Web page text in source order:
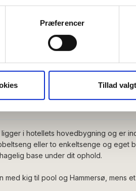
gerne:
om din placering, der kan
baseret på en scanning af dens
vores indhold og annoncer, til at
om din brug af vores
Præferencer
Tillad
Altan/terrasse
i hotellets hovedbygning og er
eller to enkeltsenge og eget
base under dit ophold.
kig til pool og Hammersø, mens